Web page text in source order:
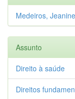
Medeiros,
Assunto
Direito à saúde
Direitos